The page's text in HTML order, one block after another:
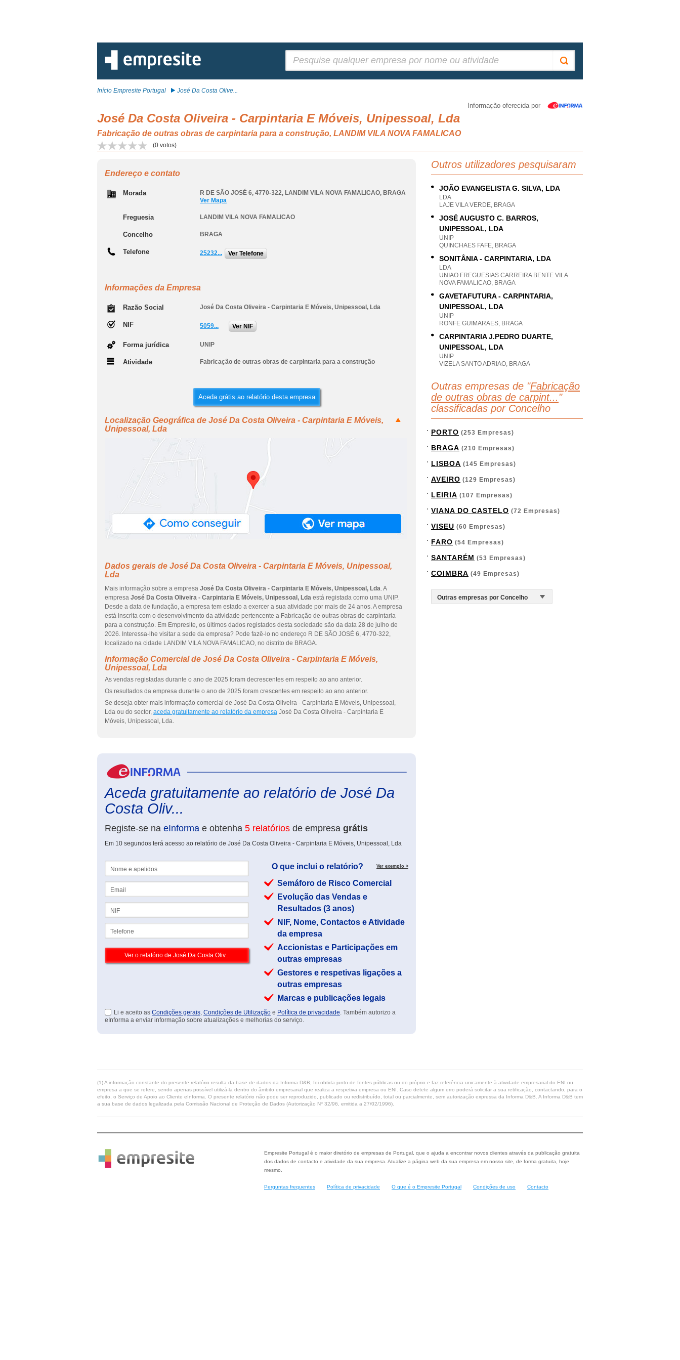
Início Empresite Portugal José Da Costa Olive...
Informação oferecida por
José Da Costa Oliveira - Carpintaria E Móveis, Unipessoal, Lda
Fabricação de outras obras de carpintaria para a construção, LANDIM VILA NOVA FAMALICAO
(0 votos)
Endereço e contato
Morada R DE SÃO JOSÉ 6, 4770-322, LANDIM VILA NOVA FAMALICAO, BRAGA
Ver Mapa
Freguesia LANDIM VILA NOVA FAMALICAO
Concelho BRAGA
Telefone 25232... Ver Telefone
Informações da Empresa
Razão Social José Da Costa Oliveira - Carpintaria E Móveis, Unipessoal, Lda
NIF 5059... Ver NIF
Forma jurídica UNIP
Atividade Fabricação de outras obras de carpintaria para a construção
Aceda grátis ao relatório desta empresa
Localização Geográfica de José Da Costa Oliveira - Carpintaria E Móveis,
Unipessoal, Lda
Dados gerais de José Da Costa Oliveira - Carpintaria E Móveis, Unipessoal,
Lda
Mais informação sobre a empresa José Da Costa Oliveira - Carpintaria E Móveis, Unipessoal, Lda. A
empresa José Da Costa Oliveira - Carpintaria E Móveis, Unipessoal, Lda está registada como uma UNIP.
Desde a data de fundação, a empresa tem estado a exercer a sua atividade por mais de 24 anos. A empresa
está inscrita com o desenvolvimento da atividade pertencente a Fabricação de outras obras de carpintaria
para a construção. Em Empresite, os últimos dados registados desta sociedade são da data 28 de julho de
2026. Interessa-lhe visitar a sede da empresa? Pode fazê-lo no endereço R DE SÃO JOSÉ 6, 4770-322,
localizado na cidade LANDIM VILA NOVA FAMALICAO, no distrito de BRAGA.
Informação Comercial de José Da Costa Oliveira - Carpintaria E Móveis,
Unipessoal, Lda
As vendas registadas durante o ano de 2025 foram decrescentes em respeito ao ano anterior.
Os resultados da empresa durante o ano de 2025 foram crescentes em respeito ao ano anterior.
Se deseja obter mais informação comercial de José Da Costa Oliveira - Carpintaria E Móveis, Unipessoal,
Lda ou do sector, aceda gratuitamente ao relatório da empresa José Da Costa Oliveira - Carpintaria E
Móveis, Unipessoal, Lda.
Aceda gratuitamente ao relatório de José Da
Costa Oliv...
Registe-se na eInforma e obtenha 5 relatórios de empresa grátis
Em 10 segundos terá acesso ao relatório de José Da Costa Oliveira - Carpintaria E Móveis, Unipessoal, Lda
O que inclui o relatório? Ver exemplo >
Semáforo de Risco Comercial
Evolução das Vendas e
Resultados (3 anos)
NIF, Nome, Contactos e Atividade
da empresa
Accionistas e Participações em
outras empresas
Gestores e respetivas ligações a
outras empresas
Marcas e publicações legais
Li e aceito as Condições gerais, Condições de Utilização e Política de privacidade. Também autorizo a
eInforma a enviar informação sobre atualizações e melhorias do serviço.
Outros utilizadores pesquisaram
JOÃO EVANGELISTA G. SILVA, LDA
LDA
LAJE VILA VERDE, BRAGA
JOSÉ AUGUSTO C. BARROS,
UNIPESSOAL, LDA
UNIP
QUINCHAES FAFE, BRAGA
SONITÂNIA - CARPINTARIA, LDA
LDA
UNIAO FREGUESIAS CARREIRA BENTE VILA
NOVA FAMALICAO, BRAGA
GAVETAFUTURA - CARPINTARIA,
UNIPESSOAL, LDA
UNIP
RONFE GUIMARAES, BRAGA
CARPINTARIA J.PEDRO DUARTE,
UNIPESSOAL, LDA
UNIP
VIZELA SANTO ADRIAO, BRAGA
Outras empresas de "Fabricação
de outras obras de carpint... "
classificadas por Concelho
PORTO (253 Empresas)
BRAGA (210 Empresas)
LISBOA (145 Empresas)
AVEIRO (129 Empresas)
LEIRIA (107 Empresas)
VIANA DO CASTELO (72 Empresas)
VISEU (60 Empresas)
FARO (54 Empresas)
SANTARÉM (53 Empresas)
COIMBRA (49 Empresas)
(1) A informação constante do presente relatório resulta da base de dados da Informa D&B, foi obtida junto de fontes públicas ou do próprio e faz referência unicamente à atividade empresarial do ENI ou
empresa a que se refere, sendo apenas possível utilizá-la dentro do âmbito empresarial que realiza a respetiva empresa ou ENI. Caso detete algum erro poderá solicitar a sua retificação, contactando, para o
efeito, o Serviço de Apoio ao Cliente eInforma. O presente relatório não pode ser reproduzido, publicado ou redistribuído, total ou parcialmente, sem autorização expressa da Informa D&B. A Informa D&B tem
a sua base de dados legalizada pela Comissão Nacional de Proteção de Dados (Autorização Nº 32/96, emitida a 27/02/1996).
Empresite Portugal é o maior diretório de empresas de Portugal, que o ajuda a encontrar novos clientes através da publicação gratuita
dos dados de contacto e atividade da sua empresa. Atualize a página web da sua empresa em nosso site, de forma gratuita, hoje
mesmo.
Perguntas frequentes Política de privacidade O que é o Empresite Portugal Condições de uso Contacto